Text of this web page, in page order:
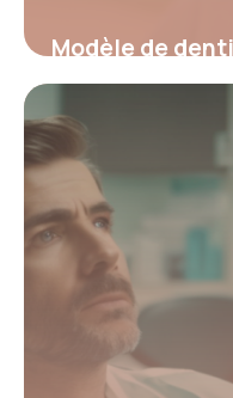
Modèle de
26 février 2026